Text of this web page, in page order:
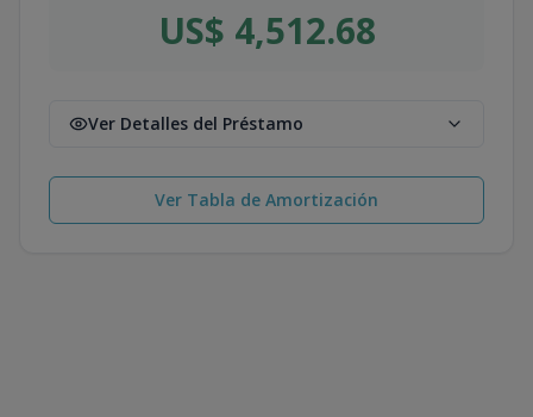
US$ 4,512.68
Ver Detalles del Préstamo
Ver Tabla de Amortización